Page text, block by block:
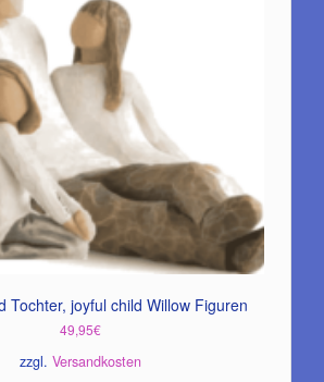
Tochter, joyful child Willow Figuren
49,95€
zzgl. Versandkosten